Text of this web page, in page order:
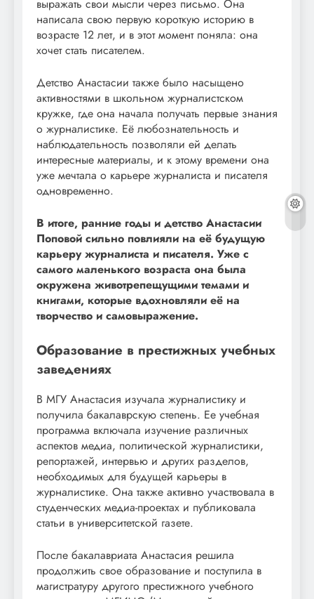
выражать свои мысли через письмо. Она
написала свою первую короткую историю в
возрасте 12 лет, и в этот момент поняла: она
хочет стать писателем.
Детство Анастасии также было насыщено
активностями в школьном журналистском
кружке, где она начала получать первые знания
о журналистике. Её любознательность и
наблюдательность позволяли ей делать
интересные материалы, и к этому времени она
уже мечтала о карьере журналиста и писателя
одновременно.
В итоге, ранние годы и детство Анастасии
Поповой сильно повлияли на её будущую
карьеру журналиста и писателя. Уже с
самого маленького возраста она была
окружена животрепещущими темами и
книгами, которые вдохновляли её на
творчество и самовыражение.
Образование в престижных учебных
заведениях
В МГУ Анастасия изучала журналистику и
получила бакалаврскую степень. Ее учебная
программа включала изучение различных
аспектов медиа, политической журналистики,
репортажей, интервью и других разделов,
необходимых для будущей карьеры в
журналистике. Она также активно участвовала в
студенческих медиа-проектах и публиковала
статьи в университетской газете.
После бакалавриата Анастасия решила
продолжить свое образование и поступила в
магистратуру другого престижного учебного